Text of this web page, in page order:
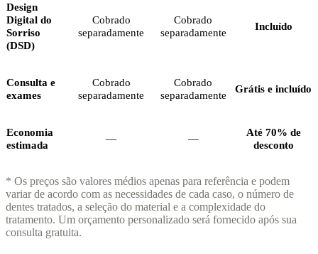
Design
Digital do
Sorriso
(DSD)
Cobrado
separadamente
Cobrado
separadamente
Incluído
Consulta e
exames
Cobrado
separadamente
Cobrado
separadamente
Grátis e incluído
Economia
estimada
— —
Até 70% de
desconto
* Os preços são valores médios apenas para referência e podem
variar de acordo com as necessidades de cada caso, o número de
dentes tratados, a seleção do material e a complexidade do
tratamento. Um orçamento personalizado será fornecido após sua
consulta gratuita.